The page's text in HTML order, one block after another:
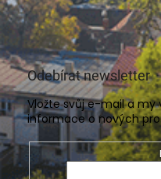
Odebírat newsletter
Vložte svůj e-mail a
informace o nových